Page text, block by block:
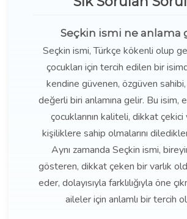
Seçkin ismi ne anlama
Seçkin ismi, Türkçe kökenli olup
çocukları için tercih edilen bir
kendine güvenen, özgüven sahibi,
değerli biri anlamına gelir. Bu isim,
çocuklarının kaliteli, dikkat
kişiliklere sahip olmalarını
Aynı zamanda Seçkin ismi,
gösteren, dikkat çeken bir varlık
eder, dolayısıyla farklılığıyla öne
aileler için anlamlı bir tercih